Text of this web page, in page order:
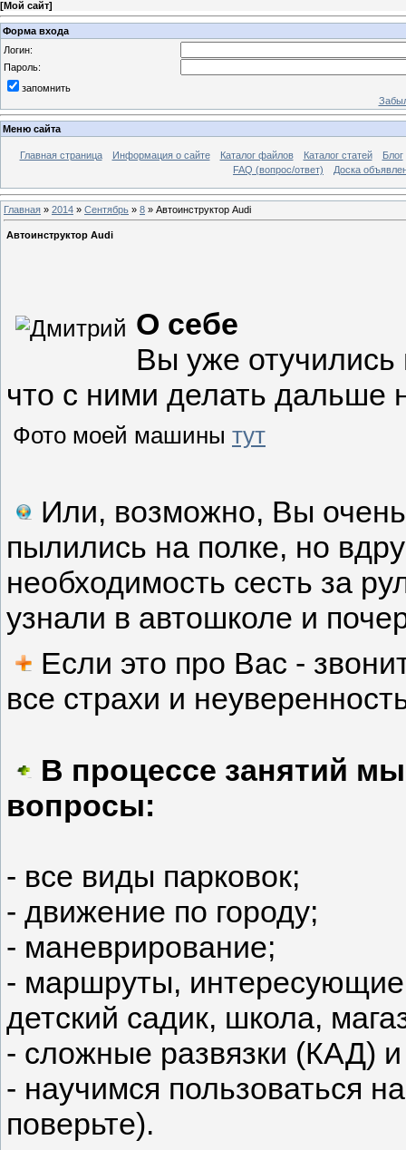
[Мой сайт]
Форма входа
Логин:
Пароль:
запомнить
Меню сайта
Главная страница Информация о сайте Каталог файлов Каталог статей
Блог
FAQ (вопрос/ответ)
Доска
Главная » 2014 » Сентябрь » 8 » Автоинструктор Audi
Автоинструктор Audi
О себе
Вы уже отучились
что с ними делать дальше
Фото моей машины тут
Или, возможно, Вы
пылились на полке, но
необходимость сесть за
узнали в автошколе и
Если это про Вас -
все страхи и
В процессе занятий
вопросы:
- все виды парковок;
- движение по городу;
- маневрирование;
- маршруты,
детский садик, школа,
- сложные развязки (КАД)
- научимся пользоваться
поверьте).